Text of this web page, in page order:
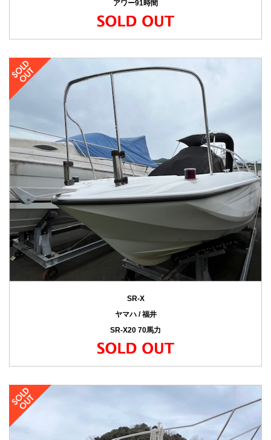
アワー91時間
SR-X
ヤマハ / 福井
SR-X20 70馬力